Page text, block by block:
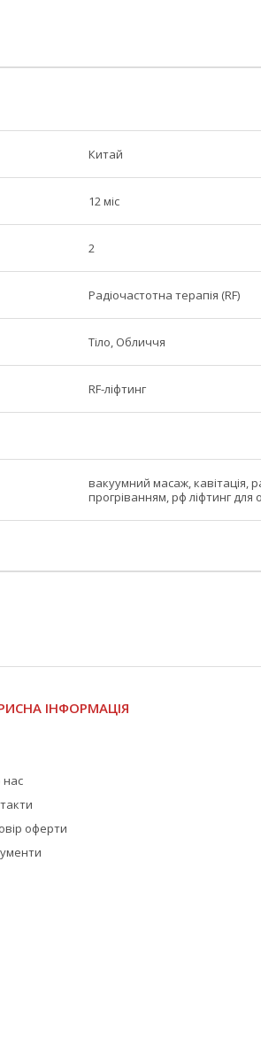
Китай
12 міс
2
Радіочастотна терапія (RF)
Тіло, Обличчя
RF-ліфтинг
вакуумний масаж, кавітація,
прогріванням, рф ліфтинг для
ІНФОРМАЦІЯ
оферти